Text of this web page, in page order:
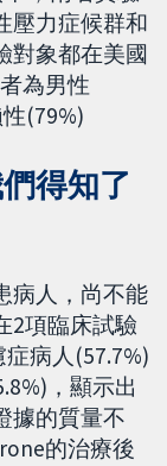
壓力症候群和
對象都在美國
為男性
(79%)
得知了
病人，尚不能
2項臨床試驗
病人(57.7%)
，顯示出
據的質量不
的治療後